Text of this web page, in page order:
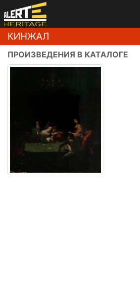
КИНЖАЛ
ПРОИЗВЕДЕНИЯ В КАТАЛОГЕ